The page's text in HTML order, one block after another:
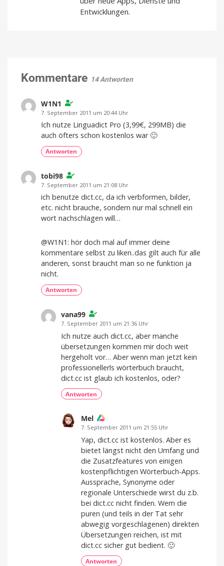
Entwicklungen.
Kommentare 14 Antworten
W1N1
7. September 2011 um 20:44 Uhr
Ich nutze Linguadict Pro (3,99€, 299MB) die
auch öfters schon kostenlos war 🙂
Antworten
tobi98
7. September 2011 um 21:08 Uhr
ich benutze dict.cc, da ich verbformen, bilder,
etc. nicht brauche, sondern nur mal schnell ein
wort nachschlagen will…
@W1N1: hör doch mal auf immer deine
kommentare selbst zu liken..das gilt auch für alle
anderen, sonst braucht man so ne funktion ja
nicht.
Antworten
vana99
7. September 2011 um 21:36 Uhr
Ich nutze auch dict.cc, aber manche
übersetzungen kommen mir doch weit
hergeholt vor… Aber wenn man jetzt kein
professionellerls wörterbuch braucht,
dict.cc ist glaub ich kostenlos, oder?
Antworten
Mel
7. September 2011 um 21:55 Uhr
Yap, dict.cc ist kostenlos. Aber es
bietet längst nicht den Umfang und
die Zusatzfeatures von einigen
kostenpflichtigen Wörterbuch-Apps.
Aussprache, Synonyme oder
regionale Unterschiede wirst du z.b.
bei dict.cc nicht finden. Wem die
puren (und teils in der Tat sehr
abwegig vorgeschlagenen) direkten
Übersetzungen reichen, ist mit
dict.cc sicher gut bedient. 🙂
Antworten